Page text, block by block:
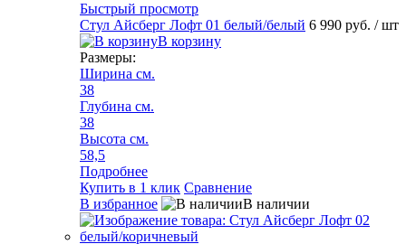
Быстрый просмотр
Стул Айсберг Лофт 01 белый/белый 6 990 руб. / шт
В корзину
Размеры:
Ширина см.
38
Глубина см.
38
Высота см.
58,5
Подробнее
Купить в 1 клик Сравнение
В избранное
В наличии